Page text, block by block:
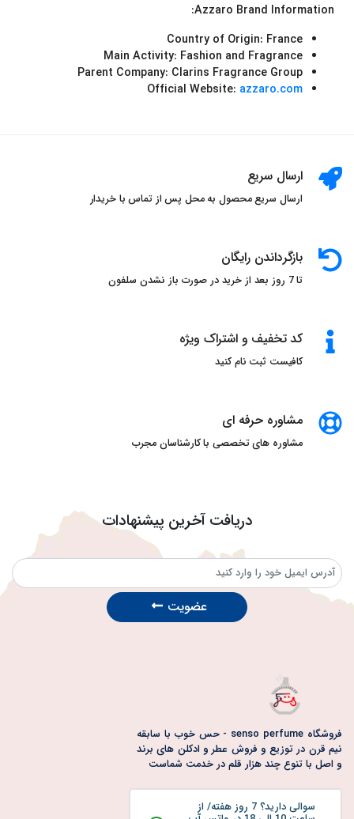
Azzaro Brand Information:
Country of Origin: France
Main Activity: Fashion and Fragrance
Parent Company: Clarins Fragrance Group
Official Website: azzaro.com
ارسال سریع
ارسال سریع محصول به محل پس از تماس با خریدار
بازگرداندن رایگان
تا 7 روز بعد از خرید در صورت باز نشدن سلفون
کد تخفیف و اشتراک ویژه
کافیست ثبت نام کنید
مشاوره حرفه ای
مشاوره های تخصصی با کارشناسان مجرب
دریافت آخرین پیشنهادات
عضویت
فروشگاه senso perfume - حس خوب با سابقه
نیم قرن در توزیع و فروش عطر و ادکلن های برند
و اصل با تنوع چند هزار قلم در خدمت شماست
سوالی دارید؟ 7 روز هفته/ از